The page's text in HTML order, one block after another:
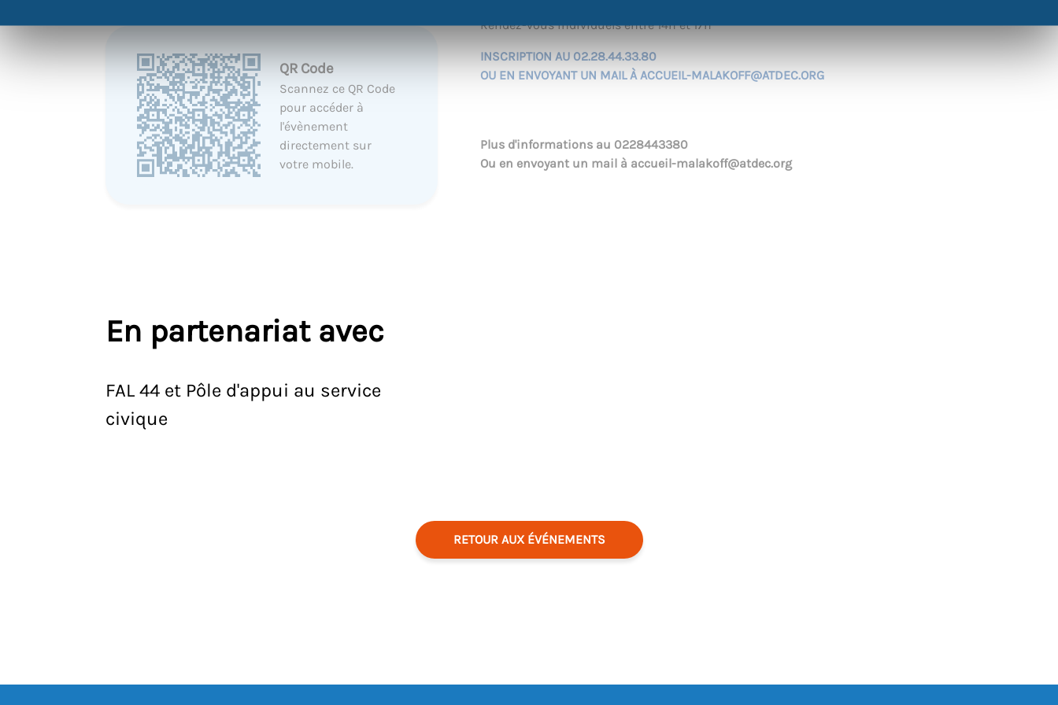
QR Code
Scannez ce QR Code
pour accéder à
l'évènement
directement sur
votre mobile.
Rendez-vous individuels entre 14h et 17h
INSCRIPTION AU 02.28.44.33.80
OU EN ENVOYANT UN MAIL ÀACCUEIL-MALAKOFF@ATDEC.ORG
Plus d'informations au 0228443380
Ou en envoyant un mail à accueil-malakoff@atdec.org
En partenariat avec
FAL 44 et Pôle d'appui au service
civique
RETOUR AUX ÉVÉNEMENTS